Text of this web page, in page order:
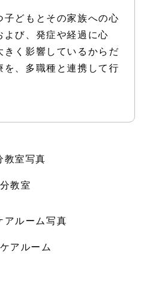
子どもとその家族への心
よび、発症や経過に心
きく影響しているからだ
を、多職種と連携して行
分教室
アルーム